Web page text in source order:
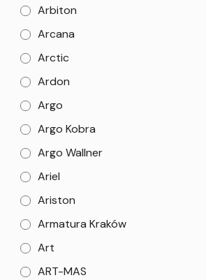
Arbiton
Arcana
Arctic
Ardon
Argo
Argo Kobra
Argo Wallner
Ariel
Ariston
Armatura Kraków
Art
ART-MAS